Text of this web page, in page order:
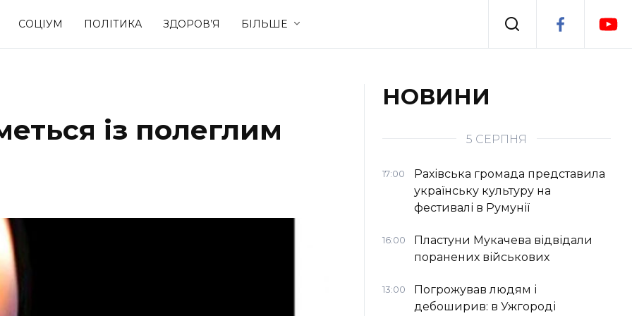
СОЦІУМ ПОЛІТИКА ЗДОРОВ’Я БІЛЬШЕ
Події
Спорт Стиль життя
із полеглим
НОВИНИ
5 СЕРПНЯ
17:00
Рахівська громада представила
українську культуру на
фестивалі в Румунії
16:00
Пластуни Мукачева відвідали
поранених військових
13:00
Погрожував людям і
дебоширив: в Ужгороді